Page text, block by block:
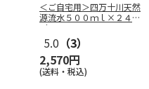
＜ご自宅用＞四万十川天然
源流水５００ｍｌ×２４
（ラベルレス
5.0 （3）
2,570円
(送料・税込)